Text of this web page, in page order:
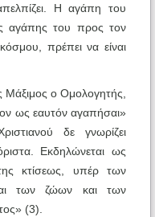
Η αγάπη του
αγάπης του προς τον
πρέπει να είναι
Μάξιμος ο Ομολογητής,
ως εαυτόν αγαπήσαι»
δε γνωρίζει
Εκδηλώνεται ως
κτίσεως, υπέρ των
των ζώων και των
(3).